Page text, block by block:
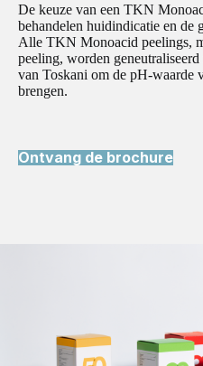
De keuze van een TKN
behandelen huidindicatie en de
Alle TKN Monoacid peelings,
peeling, worden
van Toskani om de pH-waarde
brengen.
Ontvang de brochure